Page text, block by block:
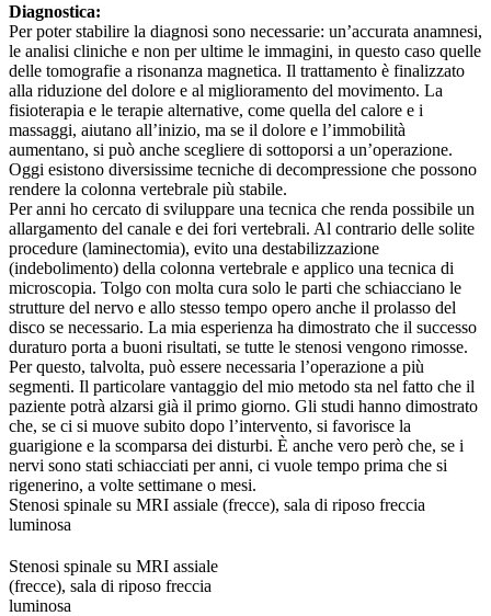
Diagnostica:
Per poter stabilire la diagnosi sono necessarie: un’accurata anamnesi,
le analisi cliniche e non per ultime le immagini, in questo caso quelle
delle tomografie a risonanza magnetica. Il trattamento è finalizzato
alla riduzione del dolore e al miglioramento del movimento. La
fisioterapia e le terapie alternative, come quella del calore e i
massaggi, aiutano all’inizio, ma se il dolore e l’immobilità
aumentano, si può anche scegliere di sottoporsi a un’operazione.
Oggi esistono diversissime tecniche di decompressione che possono
rendere la colonna vertebrale più stabile.
Per anni ho cercato di sviluppare una tecnica che renda possibile un
allargamento del canale e dei fori vertebrali. Al contrario delle solite
procedure (laminectomia), evito una destabilizzazione
(indebolimento) della colonna vertebrale e applico una tecnica di
microscopia. Tolgo con molta cura solo le parti che schiacciano le
strutture del nervo e allo stesso tempo opero anche il prolasso del
disco se necessario. La mia esperienza ha dimostrato che il successo
duraturo porta a buoni risultati, se tutte le stenosi vengono rimosse.
Per questo, talvolta, può essere necessaria l’operazione a più
segmenti. Il particolare vantaggio del mio metodo sta nel fatto che il
paziente potrà alzarsi già il primo giorno. Gli studi hanno dimostrato
che, se ci si muove subito dopo l’intervento, si favorisce la
guarigione e la scomparsa dei disturbi. È anche vero però che, se i
nervi sono stati schiacciati per anni, ci vuole tempo prima che si
rigenerino, a volte settimane o mesi.
Stenosi spinale su MRI assiale (frecce), sala di riposo freccia
luminosa
Stenosi spinale su MRI assiale
(frecce), sala di riposo freccia
luminosa